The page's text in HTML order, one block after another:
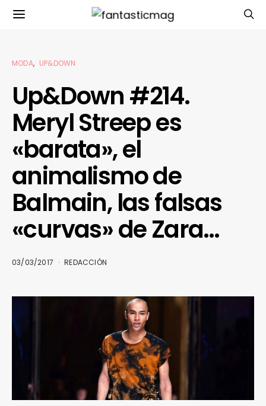
MODA UP&DOWN
Up&Down #214.
Meryl Streep es
«barata», el
animalismo de
Balmain, las falsas
«curvas» de Zara…
03/03/2017 REDACCIÓN